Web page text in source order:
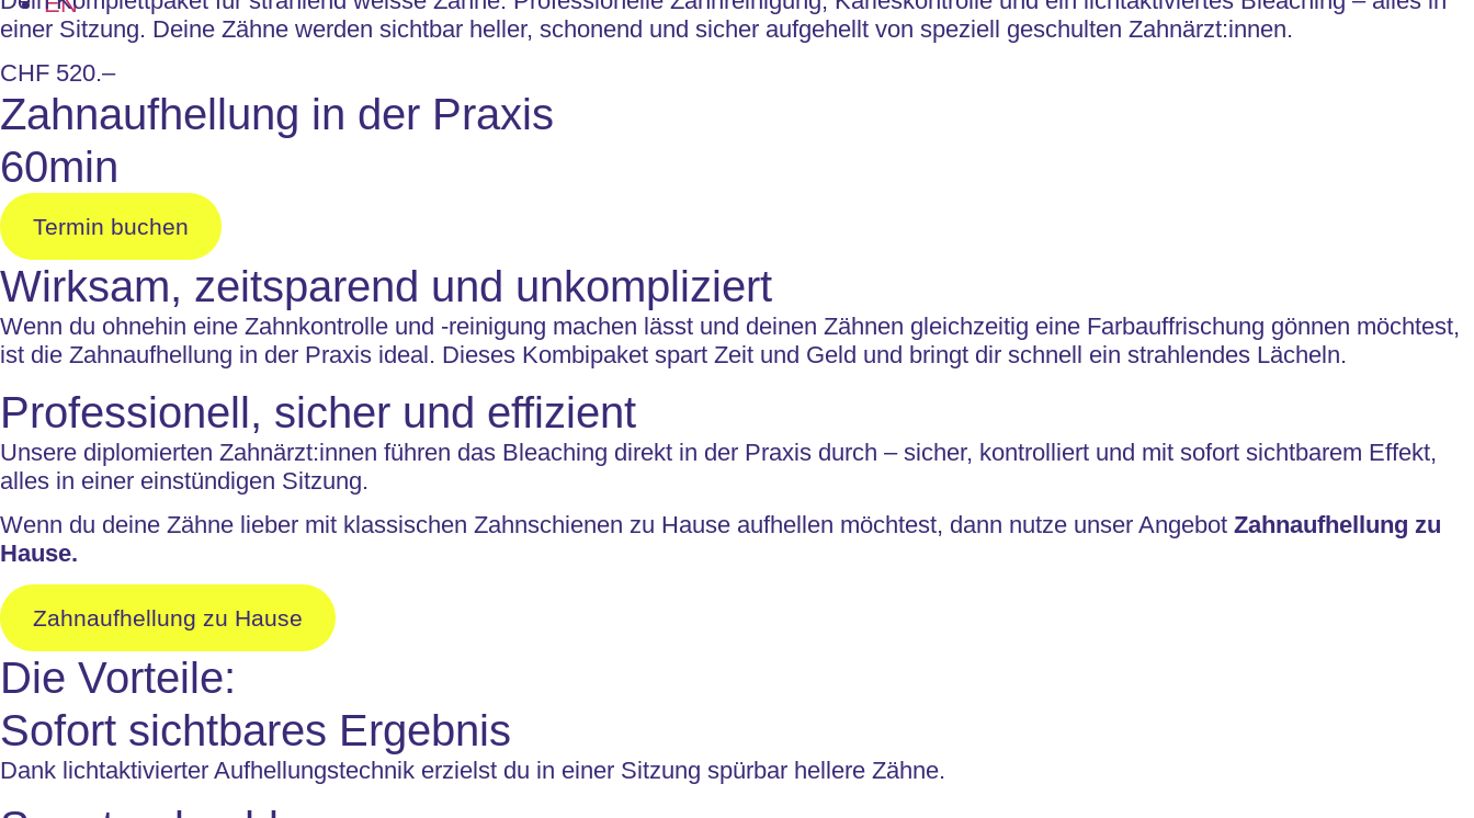
einer Sitzung. Deine Zähne werden sichtbar heller, schonend und sicher aufgehellt von speziell geschulten Zahnärzt:innen.
CHF 520.–
Zahnaufhellung in der Praxis
60min
Termin buchen
Wirksam, zeitsparend und unkompliziert
Wenn du ohnehin eine Zahnkontrolle und -reinigung machen lässt und deinen Zähnen gleichzeitig eine Farbauffrischung gönnen möchtest,
ist die Zahnaufhellung in der Praxis ideal. Dieses Kombipaket spart Zeit und Geld und bringt dir schnell ein strahlendes Lächeln.
Professionell, sicher und effizient
Unsere diplomierten Zahnärzt:innen führen das Bleaching direkt in der Praxis durch – sicher, kontrolliert und mit sofort sichtbarem Effekt,
alles in einer einstündigen Sitzung.
Wenn du deine Zähne lieber mit klassischen Zahnschienen zu Hause aufhellen möchtest, dann nutze unser Angebot Zahnaufhellung zu
Hause.
Zahnaufhellung zu Hause
Die Vorteile:
Sofort sichtbares Ergebnis
Dank lichtaktivierter Aufhellungstechnik erzielst du in einer Sitzung spürbar hellere Zähne.